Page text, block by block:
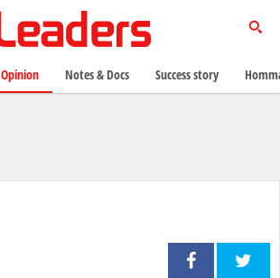
Opinion Notes & Docs Success story